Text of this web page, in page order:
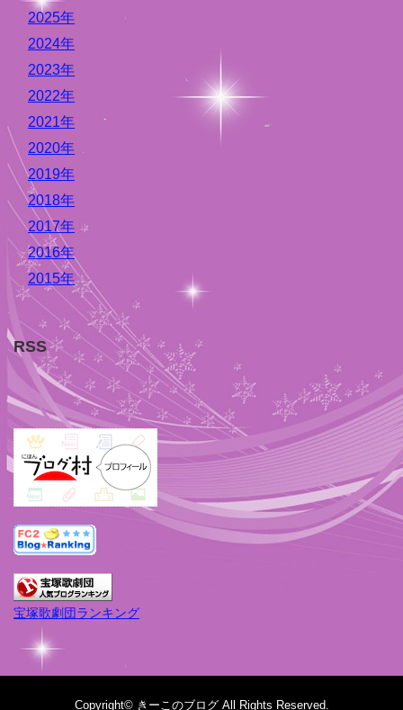
2025年
2024年
2023年
2022年
2021年
2020年
2019年
2018年
2017年
2016年
2015年
RSS
宝塚歌劇団ランキング
Copyright© きーこのブログAll Rights Reserved.